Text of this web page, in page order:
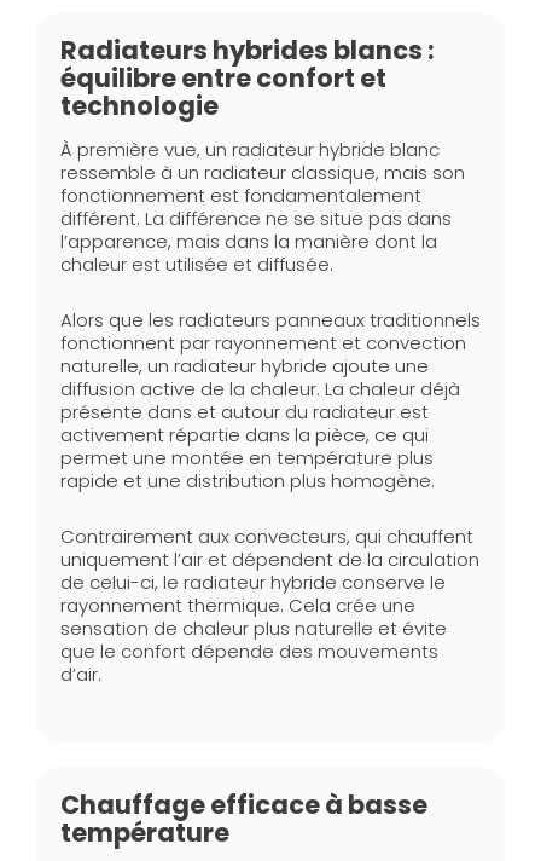
Radiateurs hybrides blancs :
équilibre entre confort et
technologie
À première vue, un radiateur hybride blanc
ressemble à un radiateur classique, mais son
fonctionnement est fondamentalement
différent. La différence ne se situe pas dans
l’apparence, mais dans la manière dont la
chaleur est utilisée et diffusée.
Alors que les radiateurs panneaux traditionnels
fonctionnent par rayonnement et convection
naturelle, un radiateur hybride ajoute une
diffusion active de la chaleur. La chaleur déjà
présente dans et autour du radiateur est
activement répartie dans la pièce, ce qui
permet une montée en température plus
rapide et une distribution plus homogène.
Contrairement aux convecteurs, qui chauffent
uniquement l’air et dépendent de la circulation
de celui-ci, le radiateur hybride conserve le
rayonnement thermique. Cela crée une
sensation de chaleur plus naturelle et évite
que le confort dépende des mouvements
d’air.
Chauffage efficace à basse
température